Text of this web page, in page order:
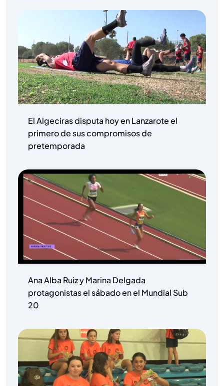
El Algeciras disputa hoy en Lanzarote el
primero de sus compromisos de
pretemporada
Ana Alba Ruiz y Marina Delgada
protagonistas el sábado en el Mundial Sub
20